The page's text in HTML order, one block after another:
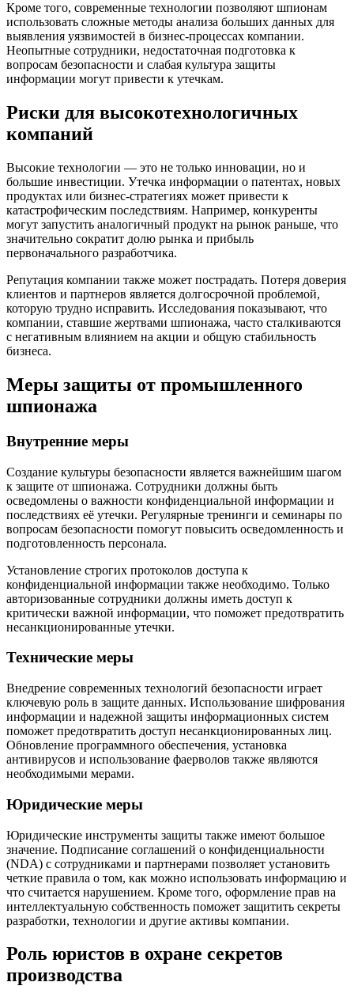
Кроме того, современные технологии позволяют шпионам
использовать сложные методы анализа больших данных для
выявления уязвимостей в бизнес-процессах компании.
Неопытные сотрудники, недостаточная подготовка к
вопросам безопасности и слабая культура защиты
информации могут привести к утечкам.
Риски для высокотехнологичных
компаний
Высокие технологии — это не только инновации, но и
большие инвестиции. Утечка информации о патентах, новых
продуктах или бизнес-стратегиях может привести к
катастрофическим последствиям. Например, конкуренты
могут запустить аналогичный продукт на рынок раньше, что
значительно сократит долю рынка и прибыль
первоначального разработчика.
Репутация компании также может пострадать. Потеря доверия
клиентов и партнеров является долгосрочной проблемой,
которую трудно исправить. Исследования показывают, что
компании, ставшие жертвами шпионажа, часто сталкиваются
с негативным влиянием на акции и общую стабильность
бизнеса.
Меры защиты от промышленного
шпионажа
Внутренние меры
Создание культуры безопасности является важнейшим шагом
к защите от шпионажа. Сотрудники должны быть
осведомлены о важности конфиденциальной информации и
последствиях её утечки. Регулярные тренинги и семинары по
вопросам безопасности помогут повысить осведомленность и
подготовленность персонала.
Установление строгих протоколов доступа к
конфиденциальной информации также необходимо. Только
авторизованные сотрудники должны иметь доступ к
критически важной информации, что поможет предотвратить
несанкционированные утечки.
Технические меры
Внедрение современных технологий безопасности играет
ключевую роль в защите данных. Использование шифрования
информации и надежной защиты информационных систем
поможет предотвратить доступ несанкционированных лиц.
Обновление программного обеспечения, установка
антивирусов и использование фаерволов также являются
необходимыми мерами.
Юридические меры
Юридические инструменты защиты также имеют большое
значение. Подписание соглашений о конфиденциальности
(NDA) с сотрудниками и партнерами позволяет установить
четкие правила о том, как можно использовать информацию и
что считается нарушением. Кроме того, оформление прав на
интеллектуальную собственность поможет защитить секреты
разработки, технологии и другие активы компании.
Роль юристов в охране секретов
производства